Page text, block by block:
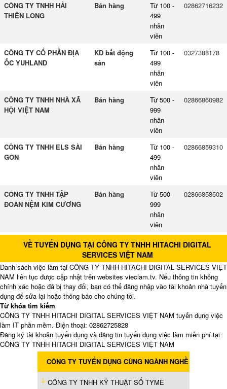
CÔNG TY TNHH HẢI
THIÊN LONG
Bán hàng
Từ 100 -
499
nhân
viên
02862716232
CÔNG TY CỔ PHẦN ĐỊA
ỐC YUHLAND
KD bất động
sản
Từ 100 -
499
nhân
viên
0327388178
CÔNG TY TNHH NHÀ XÃ
HỘI VIỆT NAM
Bán hàng
Từ 500 -
999
nhân
viên
02866860982
CÔNG TY TNHH ELS SÀI
GÒN
Bán hàng
Từ 100 -
499
nhân
viên
02866859310
CÔNG TY TNHH TẬP
ĐOÀN NỆM KIM CƯƠNG
Bán hàng
Từ 500 -
999
nhân
viên
02866858502
VỀ TUYỂN DỤNG TẠI CÔNG TY TNHH HITACHI DIGITAL
SERVICES VIỆT NAM
Danh sách việc làm tại CÔNG TY TNHH HITACHI DIGITAL SERVICES VIỆT
NAM liên tục được cập nhật trên websites vieclam.tv. Nếu thông tin không
chính xác hoặc đã bị thay đổi, bạn có thể đăng nhập vào tài khoản nhà tuyển
dụng để sửa lại hoặc thông báo cho chúng tôi.
Từ khóa tìm kiếm
CÔNG TY TNHH HITACHI DIGITAL SERVICES VIỆT NAM tuyển dụng việc
làm IT phần mềm. Điện thoại: 02862725828
Đăng ký tài khoản tuyển dụng và đăng tin tuyển dụng việc làm miễn phí tại
CÔNG TY TNHH HITACHI DIGITAL SERVICES VIỆT NAM
CÔNG TY TUYỂN DỤNG CÙNG NGÀNH NGHỀ
CÔNG TY TNHH KỸ THUẬT SỐ TYME